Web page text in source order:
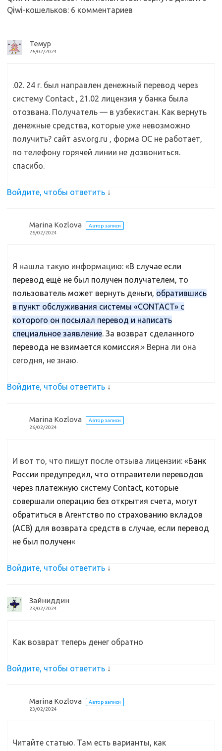
i
i
k
и
ь
Qiwi-кошельков: 6 комментариев
Темур
26/02/2024
.02. 24 г. был направлен денежный перевод через
систему Contact , 21.02 лицензия у банка была
отозвана. Получатель — в узбекистан. Как вернуть
денежные средства, которые уже невозможно
получить? сайт asv.org.ru , форма ОС не работает,
по телефону горячей линии не дозвониться.
спасибо.
Войдите, чтобы ответить ↓
Marina Kozlova
Автор записи
26/02/2024
Я нашла такую информацию: «В случае если
перевод ещё не был получен получателем, то
пользователь может вернуть деньги, обратившись
в пункт обслуживания системы «CONTACT» с
которого он посылал перевод и написать
специальное заявление. За возврат сделанного
перевода не взимается комиссия.» Верна ли она
сегодня, не знаю.
Войдите, чтобы ответить ↓
Marina Kozlova
Автор записи
26/02/2024
И вот то, что пишут после отзыва лицензии: «Банк
России предупредил, что отправители переводов
через платежную систему Contact, которые
совершали операцию без открытия счета, могут
обратиться в Агентство по страхованию вкладов
(АСВ) для возврата средств в случае, если перевод
не был получен«
Войдите, чтобы ответить ↓
Зайниддин
23/02/2024
Как возврат теперь денег обратно
Войдите, чтобы ответить ↓
Marina Kozlova
Автор записи
23/02/2024
Читайте статью. Там есть варианты, как